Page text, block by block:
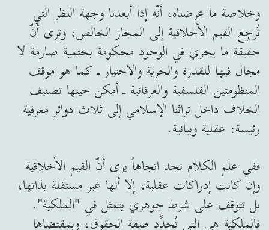
وخلاصة ما عرضناه، أنّه إذا أبعدنا وجهة النظر التي
تُرجِع القيم الأخلاقية إلى المجاز الخالص، وترى أنّ
حقيقة ما يجري في الوجود محكومة بحتمية صارمة لا
مجال فيها للقدرة والحرية والاختيار ـ كما هو موقف
المنظومتين الفلسفية والعرفانية ـ أمكن حينها تصنيف
الخلاف داخل تراثنا الإسلامي إلى ثلاث دوائر معرفية
رئيسة: عقلية وبيانية.
ففي علم الكلام نجد اتجاهاً يرى أنّ القيم الأخلاقية
وإن كانت إدراكات عقلية، إلا أنها غير مستقلة بذاتها،
بل تتوقف على شرط جوهري يتمثل في "الملكية".
فالملكية هي التي تُحدِّد صفة الحقوق، وبمقتضاها